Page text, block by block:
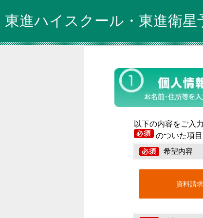
東進ハイスクール・東進衛
以下の内容をご入
のついた項
希望内容
資料請求